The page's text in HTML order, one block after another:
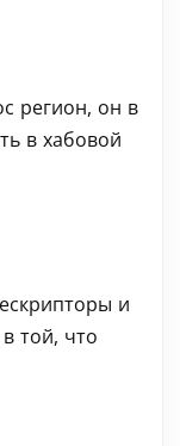
регион, он в
в хабовой
и
той, что